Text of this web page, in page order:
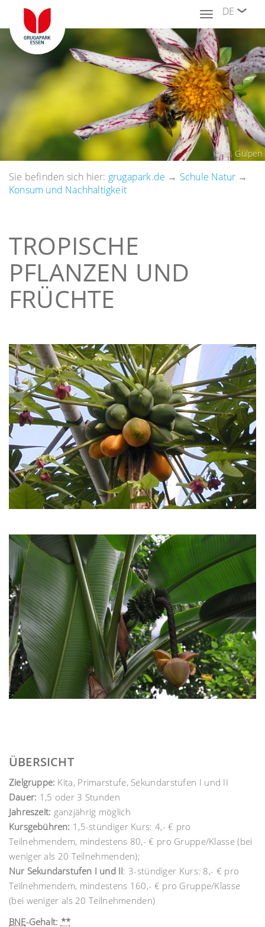
DE
Toggle
navigation
© M. Gülpen
Sie befinden sich hier: grugapark.de → Schule Natur →
Konsum und Nachhaltigkeit
TROPISCHE
PFLANZEN UND
FRÜCHTE
ÜBERSICHT
Zielgruppe: Kita, Primarstufe, Sekundarstufen I und II
Dauer: 1,5 oder 3 Stunden
Jahreszeit: ganzjährig möglich
Kursgebühren: 1,5-stündiger Kurs: 4,- € pro
Teilnehmendem, mindestens 80,- € pro Gruppe/Klasse (bei
weniger als 20 Teilnehmenden);
Nur Sekundarstufen I und II: 3-stündiger Kurs: 8,- € pro
Teilnehmendem, mindestens 160,- € pro Gruppe/Klasse
(bei weniger als 20 Teilnehmenden)
BNE-Gehalt: **